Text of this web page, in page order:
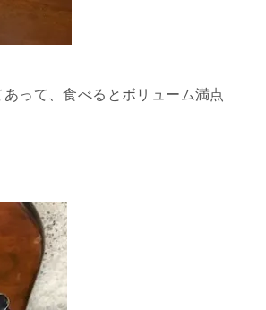
って、食べるとボリューム満点